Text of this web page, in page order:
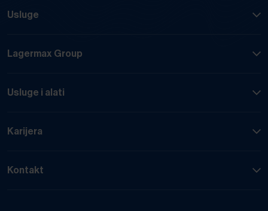
Usluge
Lagermax Group
Usluge i alati
Karijera
Kontakt